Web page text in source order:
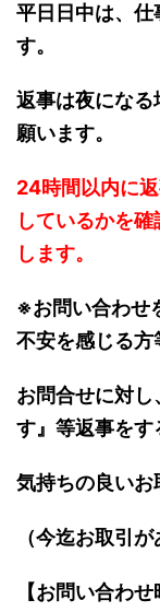
平日日中は、仕
す。
返事は夜にな
願います。
24時間以内に
しているかを
します。
※お問い合わせ
不安を感じる方
お問合せに対
す』等返事をす
気持ちの良い
（今迄お取引
【お問い合わ